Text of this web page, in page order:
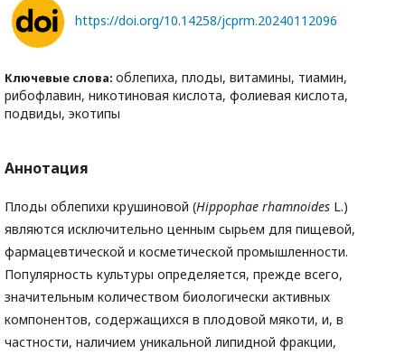
https://doi.org/10.14258/jcprm.20240112096
Ключевые слова: облепиха, плоды, витамины, тиамин,
рибофлавин, никотиновая кислота, фолиевая кислота,
подвиды, экотипы
Аннотация
Плоды облепихи крушиновой (Hippophae rhamnoides L.)
являются исключительно ценным сырьем для пищевой,
фармацевтической и косметической промышленности.
Популярность культуры определяется, прежде всего,
значительным количеством биологически активных
компонентов, содержащихся в плодовой мякоти, и, в
частности, наличием уникальной липидной фракции,